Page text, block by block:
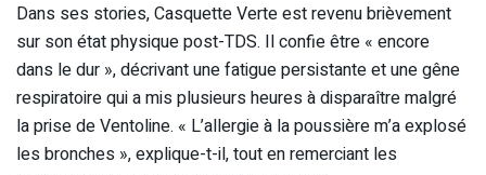
Dans ses stories, Casquette Verte est revenu brièvement
sur son état physique post-TDS. Il confie être « encore
dans le dur », décrivant une fatigue persistante et une gêne
respiratoire qui a mis plusieurs heures à disparaître malgré
la prise de Ventoline. « L’allergie à la poussière m’a explosé
les bronches », explique-t-il, tout en remerciant les